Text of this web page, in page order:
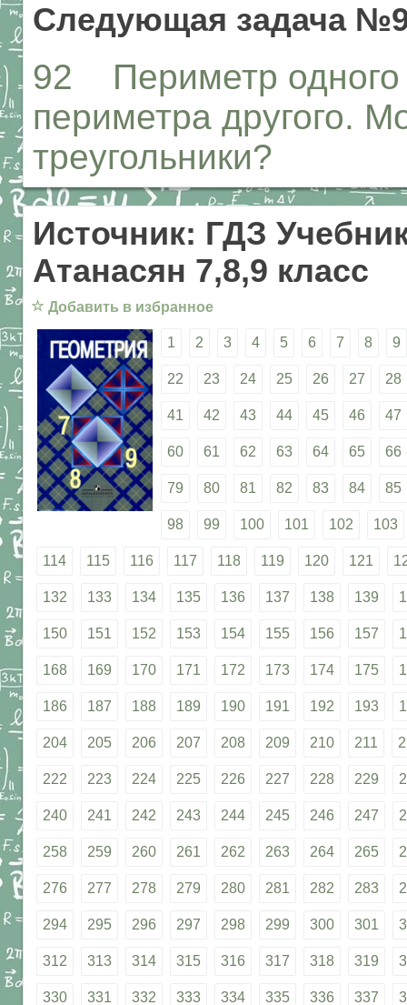
Следующая задача
92 Периметр одного
периметра другого.
треугольники?
Источник: ГДЗ
Атанасян 7,8,9 класс
☆ Добавить в избранное
1 2 3 4 5 6 7 8 9
22 23 24 25 26 27 28
41 42 43 44 45 46 47
60 61 62 63 64 65 66
79 80 81 82 83 84 85
98 99 100 101 102 103
114 115 116 117 118 119 120 121
132 133 134 135 136 137 138 139
150 151 152 153 154 155 156 157
168 169 170 171 172 173 174 175
186 187 188 189 190 191 192 193
204 205 206 207 208 209 210 211
222 223 224 225 226 227 228 229
240 241 242 243 244 245 246 247
258 259 260 261 262 263 264 265
276 277 278 279 280 281 282 283
294 295 296 297 298 299 300 301
312 313 314 315 316 317 318 319
330 331 332 333 334 335 336 337